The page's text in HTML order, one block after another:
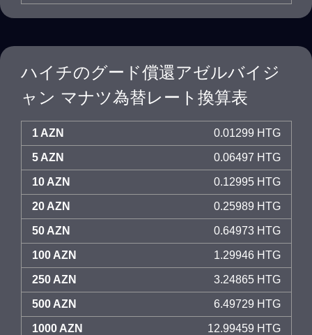
ハイチのグード償還アゼルバイジ
ャン マナツ為替レート換算表
1 AZN 0.01299 HTG
5 AZN 0.06497 HTG
10 AZN 0.12995 HTG
20 AZN 0.25989 HTG
50 AZN 0.64973 HTG
100 AZN 1.29946 HTG
250 AZN 3.24865 HTG
500 AZN 6.49729 HTG
1000 AZN 12.99459 HTG